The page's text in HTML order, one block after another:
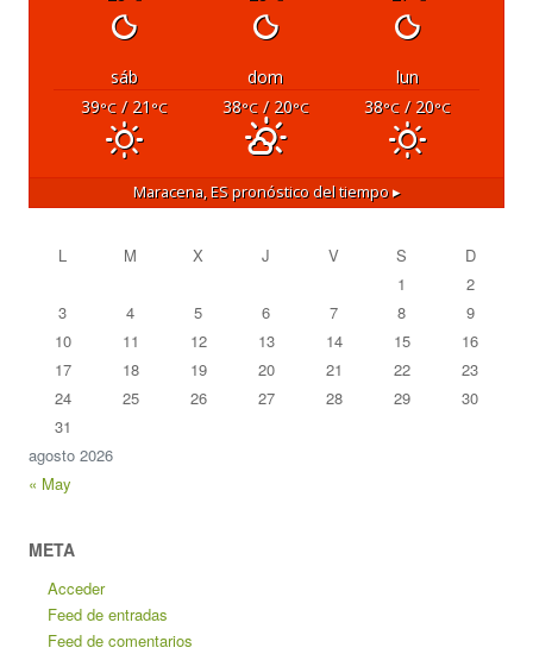
sáb dom
lun
39°C/ 21 °C 38°C/ 20°C 38°C / 20°C
Maracena, ESpronóstico del tiempo ▸
agosto 2026
L M X J V S
D
1
2
3
4 5 6 7 8
9
10
11 12 13 14 15
16
17
18 19 20 21 22
23
24
25 26 27 28 29
30
31
« May
META
Acceder
Feed de entradas
Feed de comentarios